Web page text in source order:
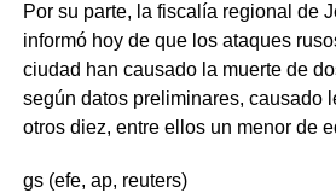
Por su parte, la fiscalía regional de
informó hoy de que los ataques
ciudad han causado la muerte de
según datos preliminares, causado
otros diez, entre ellos un menor de
gs (efe, ap, reuters)